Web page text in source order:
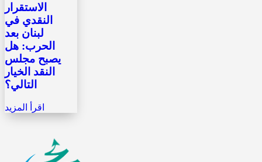
الاستقرار
النقدي في
لبنان بعد
الحرب: هل
يصبح مجلس
النقد الخيار
التالي؟
اقرأ المزيد